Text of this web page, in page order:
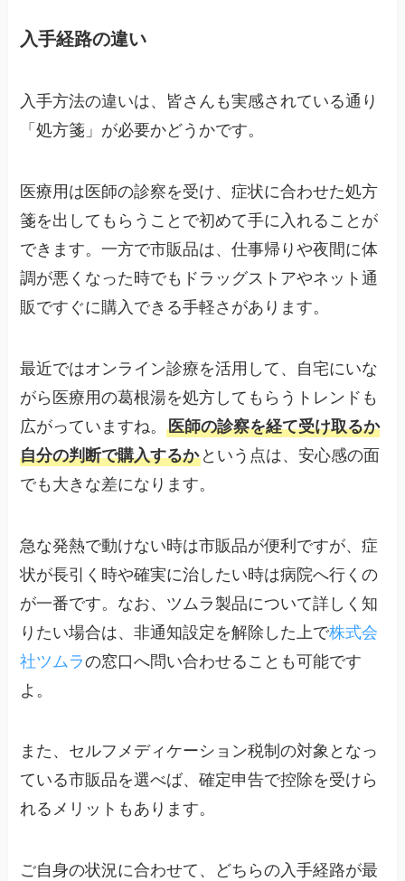
入手経路の違い
入手方法の違いは、皆さんも実感されている通り
「処方箋」が必要かどうかです。
医療用は医師の診察を受け、症状に合わせた処方
箋を出してもらうことで初めて手に入れることが
できます。一方で市販品は、仕事帰りや夜間に体
調が悪くなった時でもドラッグストアやネット通
販ですぐに購入できる手軽さがあります。
最近ではオンライン診療を活用して、自宅にいな
がら医療用の葛根湯を処方してもらうトレンドも
広がっていますね。医師の診察を経て受け取るか
自分の判断で購入するか という点は、安心感の面
でも大きな差になります。
急な発熱で動けない時は市販品が便利ですが、症
状が長引く時や確実に治したい時は病院へ行くの
が一番です。なお、ツムラ製品について詳しく知
りたい場合は、非通知設定を解除した上で株式会
社ツムラの窓口へ問い合わせることも可能です
よ。
また、セルフメディケーション税制の対象となっ
ている市販品を選べば、確定申告で控除を受けら
れるメリットもあります。
ご自身の状況に合わせて、どちらの入手経路が最